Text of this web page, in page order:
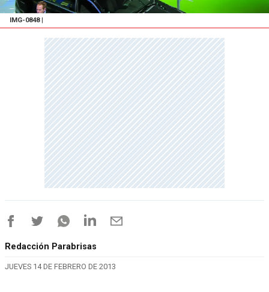
IMG-0848|
Redacción Parabrisas
JUEVES 14 DE FEBRERO DE 2013